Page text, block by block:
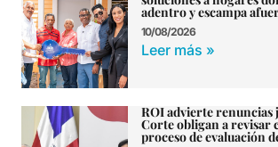
adentro y escampa
10/08/2026
Leer más »
ROI advierte renuncias
Corte obligan a revisar
proceso de evaluación